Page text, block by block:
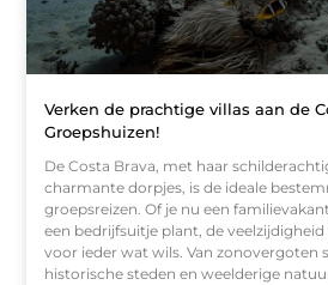
Verken de prachtige villas aan de
Groepshuizen!
De Costa Brava, met haar
charmante dorpjes, is de ideale
groepsreizen. Of je nu een
een bedrijfsuitje plant, de
voor ieder wat wils. Van zonovergoten
historische steden en weelderige